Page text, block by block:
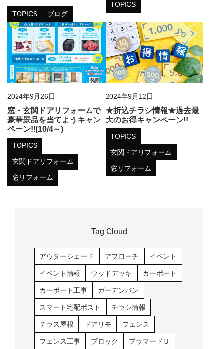
TOPICS ブログ
TOPICS
2024年9月26日
窓・玄関ドアリフォームで
豪華景品を当てようキャン
ペーン!!(10/4～)
TOPICS
玄関ドアリフォーム
窓リフォーム
2024年9月12日
★折込チラシ情報★過去最
大のお得キャンペーン!!
TOPICS
玄関ドアリフォーム
窓リフォーム
Tag Cloud
アウターシェード アプローチ イベント
イベント情報 ウッドデッキ カーポート
カーポート工事 ガーデンパン
スマート宅配ポスト チラシ情報
テラス屋根 ドアリモ フェンス
フェンス工事 ブロック プラマードＵ